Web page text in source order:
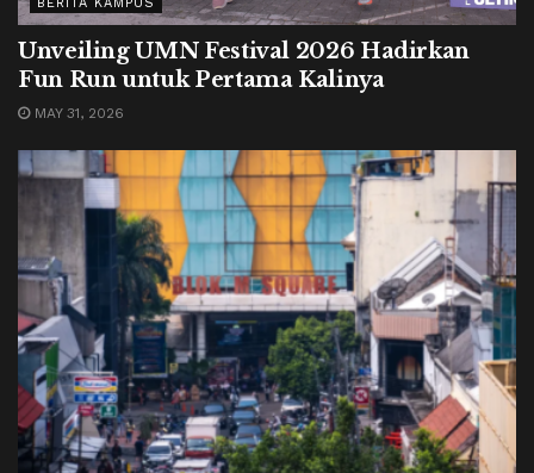
Unveiling UMN Festival 2026 Hadirkan
Fun Run untuk Pertama Kalinya
MAY 31, 2026